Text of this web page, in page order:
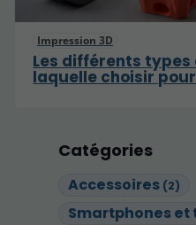
Catégories
Accessoires (2)
Smartphones
Impression 3D
Les différents types
laquelle choisir